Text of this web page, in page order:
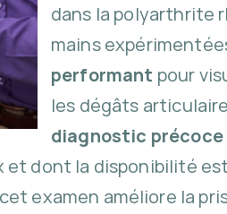
dans la polyarthrite
mains
performant pour
les dégâts
diagnostic
dont la disponibilité
examen améliore la